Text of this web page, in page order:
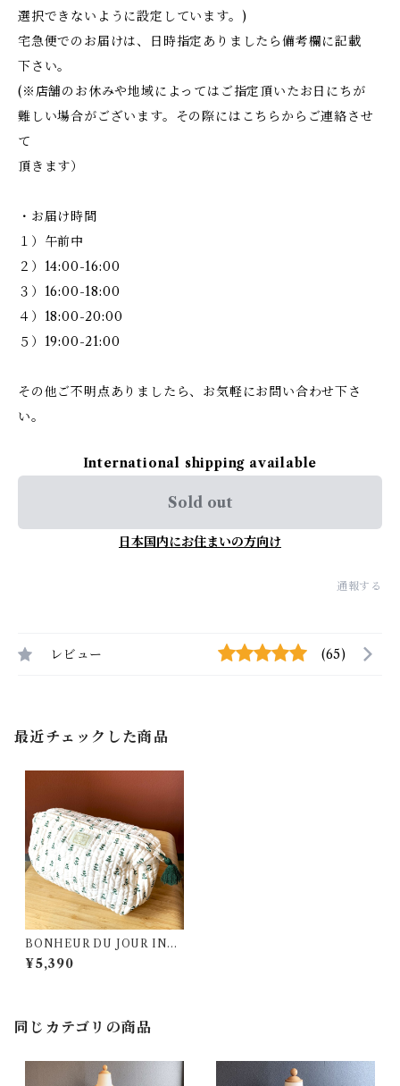
選択できないように設定しています。)
宅急便でのお届けは、日時指定ありましたら備考欄に記載
下さい。
(※店舗のお休みや地域によってはご指定頂いたお日にちが
難しい場合がございます。その際にはこちらからご連絡させ
て
頂きます）
・お届け時間
１）午前中
２）14:00-16:00
３）16:00-18:00
４）18:00-20:00
５）19:00-21:00
その他ご不明点ありましたら、お気軽にお問い合わせ下さ
い。
International shipping available
Sold out
日本国内にお住まいの方向け
通報する
レビュー (65)
最近チェックした商品
BONHEUR DU JOUR INDI
RA Baby Flower Pouch ( M
)
¥5,390
同じカテゴリの商品